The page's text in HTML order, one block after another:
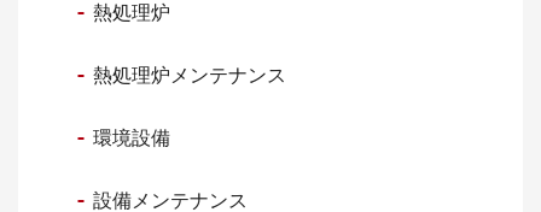
熱処理炉
熱処理炉メンテナンス
環境設備
設備メンテナンス